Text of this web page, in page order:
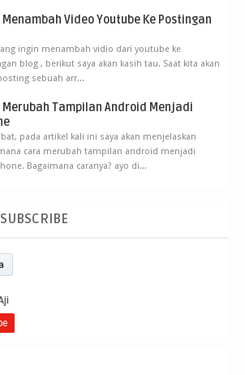
Menambah Video Youtube Ke Postingan
ingin menambah vidio dari youtube ke
blog , berikut saya akan kasih tau. Saat kita akan
sebuah arr...
Merubah Tampilan Android Menjadi
pada artikel kali ini saya akan menjelaskan
cara merubah tampilan android menjadi
Bagaimana caranya? ayo di...